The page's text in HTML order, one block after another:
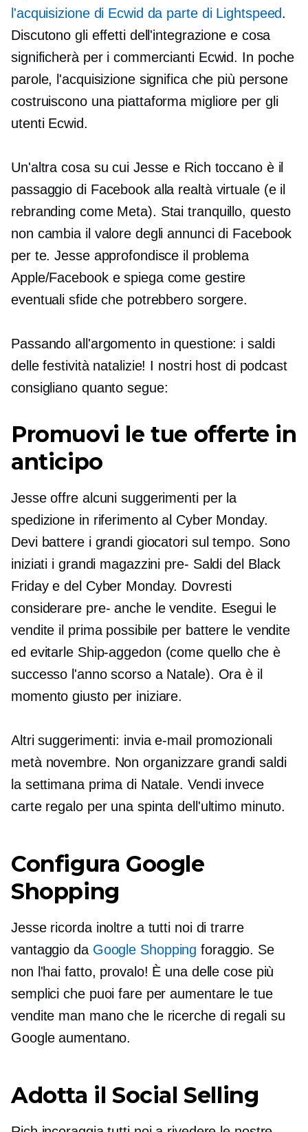
l'acquisizione di Ecwid da parte di Lightspeed.
Discutono gli effetti dell'integrazione e cosa
significherà per i commercianti Ecwid. In poche
parole, l'acquisizione significa che più persone
costruiscono una piattaforma migliore per gli
utenti Ecwid.
Un'altra cosa su cui Jesse e Rich toccano è il
passaggio di Facebook alla realtà virtuale (e il
rebranding come Meta). Stai tranquillo, questo
non cambia il valore degli annunci di Facebook
per te. Jesse approfondisce il problema
Apple/Facebook e spiega come gestire
eventuali sfide che potrebbero sorgere.
Passando all'argomento in questione: i saldi
delle festività natalizie! I nostri host di podcast
consigliano quanto segue:
Promuovi le tue offerte in
anticipo
Jesse offre alcuni suggerimenti per la
spedizione in riferimento al Cyber ​​Monday.
Devi battere i grandi giocatori sul tempo. Sono
iniziati i grandi magazzini pre- Saldi del Black
Friday e del Cyber ​​Monday. Dovresti
considerare pre- anche le vendite. Esegui le
vendite il prima possibile per battere le vendite
ed evitarle Ship-aggedon (come quello che è
successo l'anno scorso a Natale). Ora è il
momento giusto per iniziare.
Altri suggerimenti: invia e-mail promozionali
metà novembre. Non organizzare grandi saldi
la settimana prima di Natale. Vendi invece
carte regalo per una spinta dell'ultimo minuto.
Configura Google
Shopping
Jesse ricorda inoltre a tutti noi di trarre
vantaggio da Google Shopping foraggio. Se
non l'hai fatto, provalo! È una delle cose più
semplici che puoi fare per aumentare le tue
vendite man mano che le ricerche di regali su
Google aumentano.
Adotta il Social Selling